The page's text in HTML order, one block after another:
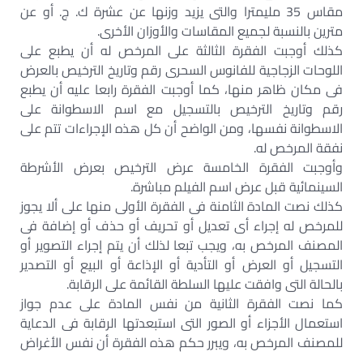
مقاس 35 مليمترا والتى يزيد وزنها عن عشرة ك. ج. أو عن
مترين بالنسبة لجميع المقاسات والأوزان الأخرى.
كذلك أوجبت الفقرة الثالثة على المرخص له أن يطبع على
اللوحات الزجاجية للفانوس السحرى رقم وتاريخ الترخيص بالعرض
فى مكان ظاهر منها، كما أوجبت الفقرة رابعا عليه أن يطبع
رقم وتاريخ الترخيص بالتسجيل مع اسم الاسطوانة على
الاسطوانة نفسها، ومن الواضح أن كل هذه الإجراءات تتم على
نفقة المرخص له.
وأوجبت الفقرة الخامسة عرض الترخيص بعرض الأشرطة
السينمائية قبل عرض اسم الفيلم مباشرة.
كذلك نصت المادة الثامنة فى الفقرة الأولى منها على ألا يجوز
للمرخص له إجراء أى تعديل أو تحريف أو حذف أو إضافة فى
المصنف المرخص به، ويجب تبعا لذلك أن يتم إجراء التصوير أو
التسجيل أو العرض أو التأدية أو الإذاعة أو البيع أو التصدير
بالحالة التى وافقت عليها السلطة القائمة على الرقابة.
كما نصت الفقرة الثانية من نفس المادة على عدم جواز
استعمال الأجزاء أو الصور التى استبعدتها الرقابة فى الدعاية
للمصنف المرخص به، ويبرر حكم هذه الفقرة أن نفس الأغراض